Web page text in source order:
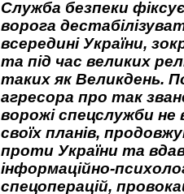
Служба безпеки
ворога
всередині України,
та під час великих
таких як Великдень.
агресора про так
ворожі спецслужби не
своїх планів,
проти України та
інформаційно-
спецоперацій,